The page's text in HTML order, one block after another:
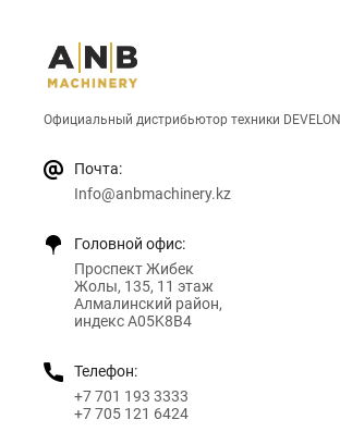
Официальный дистрибьютор техники DEVELON
Почта:
Info@anbmachinery.kz
Головной офис:
Проспект Жибек
Жолы, 135, 11 этаж
Алмалинский район,
индекс A05K8B4
Телефон:
+7 701 193 3333
+7 705 121 6424